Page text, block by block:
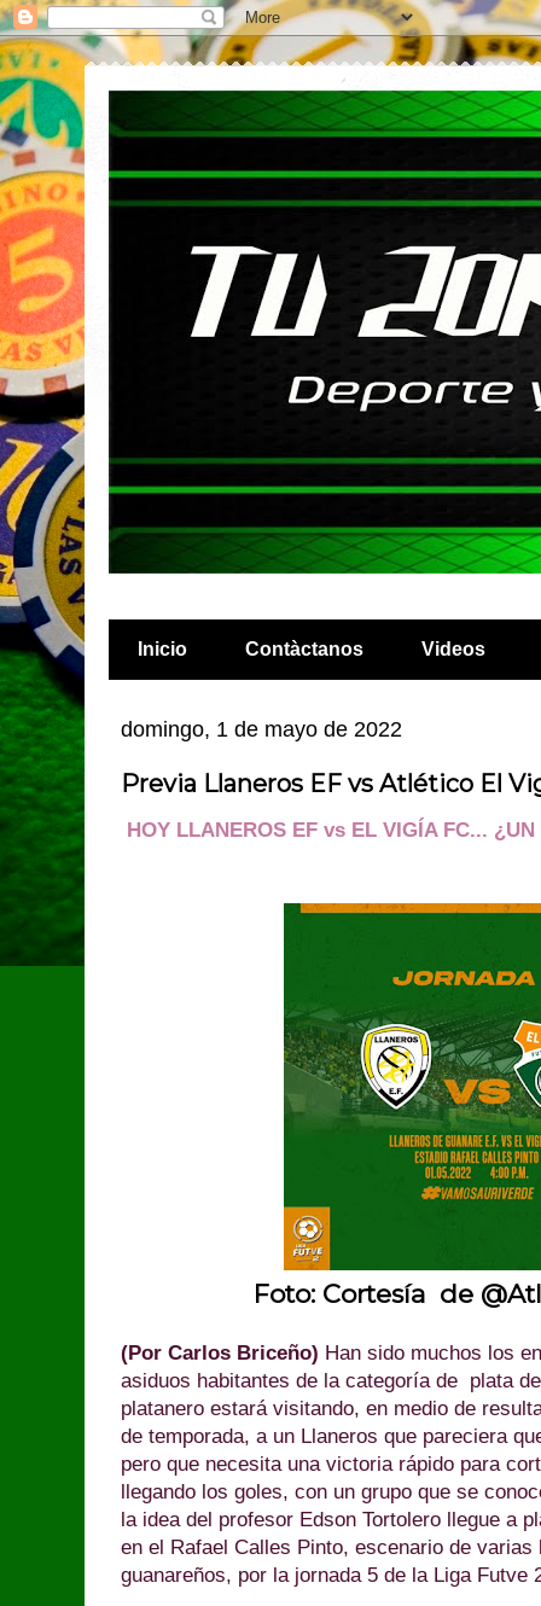
Inicio Contàctanos Videos
domingo, 1 de mayo de 2022
Previa Llaneros EF vs Atlético El
HOY LLANEROS EF vs EL VIGÍA FC...
Foto: Cortesía de
(Por Carlos Briceño) Han sido muchos los
asiduos habitantes de la categoría de plata
platanero estará visitando, en medio de
de temporada, a un Llaneros que pareciera
pero que necesita una victoria rápido para
llegando los goles, con un grupo que se
la idea del profesor Edson Tortolero llegue a
en el Rafael Calles Pinto, escenario de
guanareños, por la jornada 5 de la Liga Futve